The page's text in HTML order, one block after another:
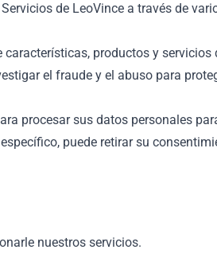
de LeoVince a través de
productos y servicios
el fraude y el abuso para
procesar sus datos personales
puede retirar su
nuestros servicios.